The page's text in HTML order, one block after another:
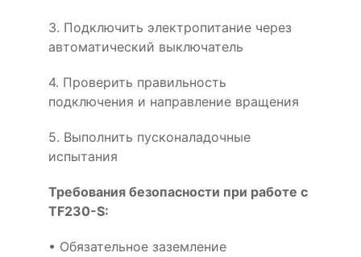
3. Подключить электропитание через
автоматический выключатель
4. Проверить правильность
подключения и направление вращения
5. Выполнить пусконаладочные
испытания
Требования безопасности при работе с
TF230-S:
• Обязательное заземление